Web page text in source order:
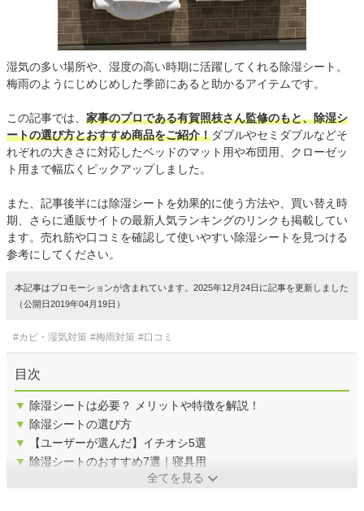
湿気の多い場所や、湿度の高い時期に活躍してくれる除湿シート。
梅雨のようにじめじめした季節にあると助かるアイテムです。
この記事では、 家事のプロである有賀照枝さん監修のもと、除湿シ
ートの選び方とおすすめ商品をご紹介！ダブルやセミダブルなどそ
れぞれの大きさに対応したベッドのマット用や布団用、クローゼッ
ト用まで幅広くピックアップしました。
また、記事後半には除湿シートを効果的に使う方法や、買い替え時
期、さらに通販サイトの最新人気ランキングのリンクも掲載してい
ます。売れ筋や口コミを確認して使いやすい除湿シートを見つける
参考にしてください。
本記事はプロモーションが含まれています。2025年12月24日に記事を更新しました
（公開日2019年04月19日）
#カビ・湿気対策 #梅雨対策 #口コミ
目次
▼ 除湿シートは必要？ メリットや特徴を解説！
▼ 除湿シートの選び方
▼
【ユーザーが選んだ】イチオシ5選
▼ 除湿シートのおすすめ7選｜寝具用
全てを見る